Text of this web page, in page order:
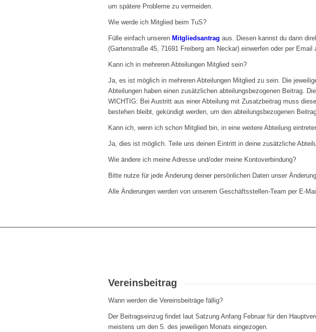
um spätere Probleme zu vermeiden.
Wie werde ich Mitglied beim TuS?
Fülle einfach unseren Mitgliedsantrag aus. Diesen kannst du dann
(Gartenstraße 45, 71691 Freiberg am Neckar) einwerfen oder per Email
Kann ich in mehreren Abteilungen Mitglied sein?
Ja, es ist möglich in mehreren Abteilungen Mitglied zu sein. Die
Abteilungen haben einen zusätzlichen abteilungsbezogenen Beitrag.
WICHTIG: Bei Austritt aus einer Abteilung mit Zusatzbeitrag muss
bestehen bleibt, gekündigt werden, um den abteilungsbezogenen
Kann ich, wenn ich schon Mitglied bin, in eine weitere Abteilung
Ja, dies ist möglich. Teile uns deinen Eintritt in deine zusätzliche
Wie ändere ich meine Adresse und/oder meine Kontoverbindung?
Bitte nutze für jede Änderung deiner persönlichen Daten unser
Alle Änderungen werden von unserem Geschäftsstellen-Team per E-
Vereinsbeitrag
Wann werden die Vereinsbeiträge fällig?
Der Beitragseinzug findet laut Satzung Anfang Februar für den
meistens um den 5. des jeweiligen Monats eingezogen.